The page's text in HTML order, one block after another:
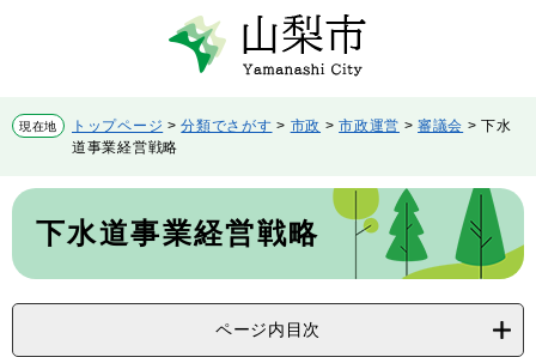
先
頭
す。
を
飛
て
文
現在地 トップページ >分類でさがす > 市政 >市政運営 >審議会 >下水
道事業経営戦略
本
下水道事業経営戦略
ページ内目次